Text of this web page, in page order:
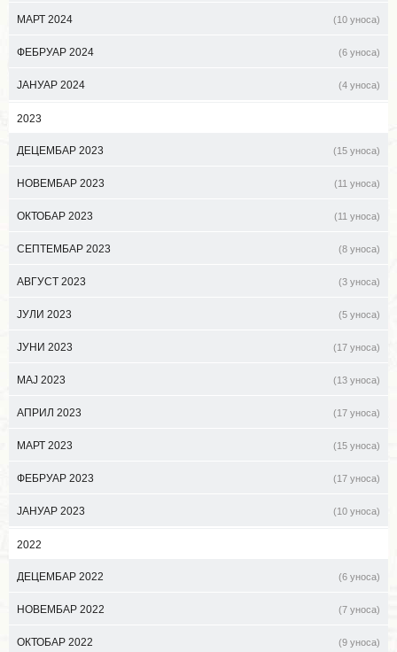
МАРТ 2024 (10 уноса)
ФЕБРУАР 2024 (6 уноса)
ЈАНУАР 2024 (4 уноса)
2023
ДЕЦЕМБАР 2023 (15 уноса)
НОВЕМБАР 2023 (11 уноса)
ОКТОБАР 2023 (11 уноса)
СЕПТЕМБАР 2023 (8 уноса)
АВГУСТ 2023 (3 уноса)
ЈУЛИ 2023 (5 уноса)
ЈУНИ 2023 (17 уноса)
МАЈ 2023 (13 уноса)
АПРИЛ 2023 (17 уноса)
МАРТ 2023 (15 уноса)
ФЕБРУАР 2023 (17 уноса)
ЈАНУАР 2023 (10 уноса)
2022
ДЕЦЕМБАР 2022 (6 уноса)
НОВЕМБАР 2022 (7 уноса)
ОКТОБАР 2022 (9 уноса)